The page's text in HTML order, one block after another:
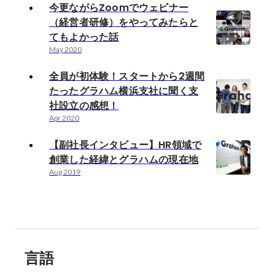
今更ながらZoomでウェビナー
（経営者研修）をやってみたらと
てもよかった話
May 2020
全員が初体験！スタートから2週間
たったグラハム横浜支社に聞く支
社設立の感想！
Apr 2020
【副社長インタビュー】HR領域で
創業した経緯とグラハムの現在地
Aug 2019
言語